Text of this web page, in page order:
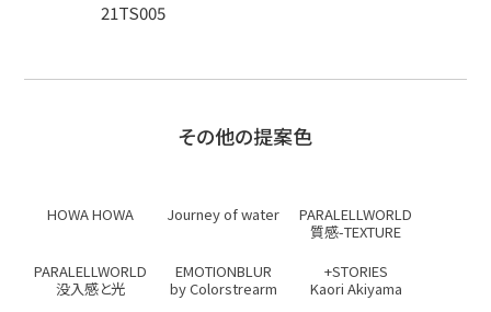
21TS005
その他の提案色
HOWA HOWA Journey of water
PARALELLWORLD
質感-TEXTURE
PARALELLWORLD
没入感と光
EMOTIONBLUR
by Colorstrearm
+STORIES
Kaori Akiyama